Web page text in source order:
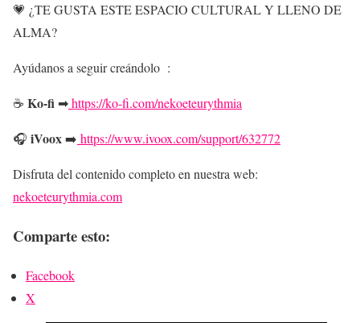
💗 ¿TE GUSTA ESTE ESPACIO CULTURAL Y LLENO DE
ALMA?
Ayúdanos a seguir creándolo :
☕ Ko-fi ➡https://ko-fi.com/nekoeteurythmia
🎧 iVoox➡️ https://www.ivoox.com/support/632772
Disfruta del contenido completo en nuestra web:
nekoeteurythmia.com
Comparte esto:
Facebook
X